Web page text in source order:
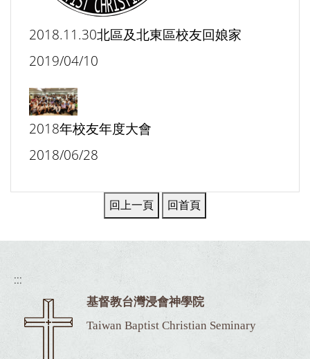
2018.11.30北區及北東區校友回娘家
2019/04/10
2018年校友年度大會
2018/06/28
:::
基督教台灣浸會神學院
Taiwan Baptist Christian Seminary